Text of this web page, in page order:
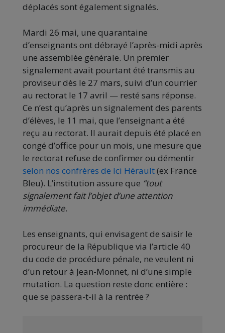
déplacés sont également signalés.
Mardi 26 mai, une quarantaine
d’enseignants ont débrayé l’après-midi après
une assemblée générale. Un premier
signalement avait pourtant été transmis au
proviseur dès le 27 mars, suivi d’un courrier
au rectorat le 17 avril — resté sans réponse.
Ce n’est qu’après un signalement des parents
d’élèves, le 11 mai, que l’enseignant a été
reçu au rectorat. Il aurait depuis été placé en
congé d’office pour un mois, une mesure que
le rectorat refuse de confirmer ou démentir
selon nos confrères de Ici Hérault(ex France
Bleu). L’institution assure que “tout
signalement fait l’objet d’une attention
immédiate.
Les enseignants, qui envisagent de saisir le
procureur de la République via l’article 40
du code de procédure pénale, ne veulent ni
d’un retour à Jean-Monnet, ni d’une simple
mutation. La question reste donc entière :
que se passera-t-il à la rentrée ?